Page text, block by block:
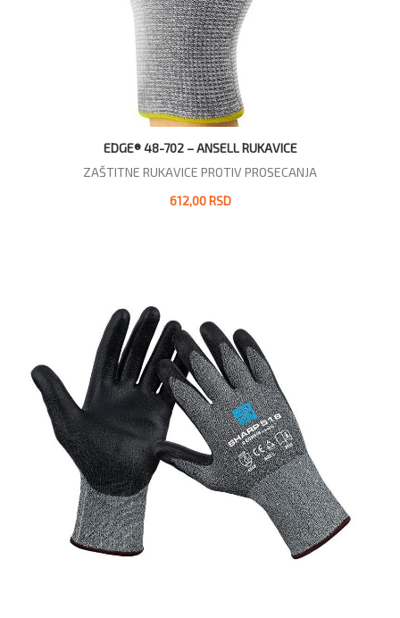
EDGE® 48-702 – ANSELL RUKAVICE
ZAŠTITNE RUKAVICE PROTIV PROSECANJA
612,00 RSD